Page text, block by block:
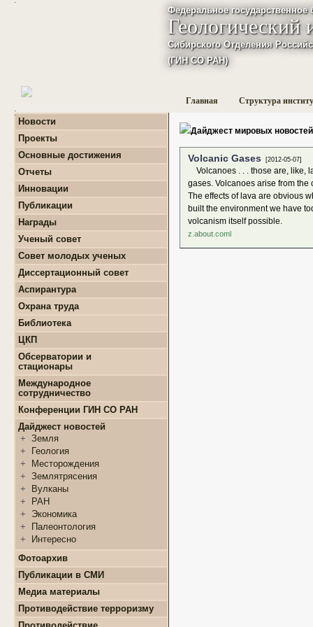
Федеральное
Сибирского Отделения
(ГИН СО РАН)
Главная Структура
:
Новости
Проекты
+
базовые проекты по
приоритетным
+ Гранты
+ Международные
+
Завершенные проекты.
Основные достижения
Отчеты
+
Фундаментальные
базовые проекты по
направлениям РАН
+ Программы Президиума
+ Программы Отделения
наук о Земле РАН
+
программы Сибирского
отделения РАН
Инновации
Публикации
+
Монографии
Награды
Ученый совет
Совет молодых ученых
+
+
Список молодых ученых
+
Положение о СМУ ГИН
СО РАН
+ ФЦП "ЖИЛИЩЕ"
+ Популяризация науки
Диссертационный совет
Аспирантура
+
деятельность
+ Информация для
поступающих
+ Поступление в ВУЗ
онлайн
+ Аттестация аспирантов
+ Личные кабинеты
аспирантов
+
Нормативные документы
+
Полезные ссылки
Охрана труда
Библиотека
ЦКП
+
+ Оборудование
+
образцов
+ Документы
Обсерватории и
стационары
+
+ Обсерватории
+
Стационары
+
Контакты
Международное
сотрудничество
Конференции ГИН СО РАН
Дайджест новостей
+ Земля
+
Геология
+
Месторождения
+ Землятрясения
+
Вулканы
+
РАН
+
Экономика
+
Палеонтология
+
Интересно
Фотоархив
Публикации в СМИ
Медиа материалы
Противодействие терроризму
Дайджест мировых
Volcanic Gases [2012-05-07]
Volcanoes . . . those are, like,
gases. Volcanoes arise from
The effects of lava are obvious
built the environment we have
volcanism itself possible.
z.about.coml